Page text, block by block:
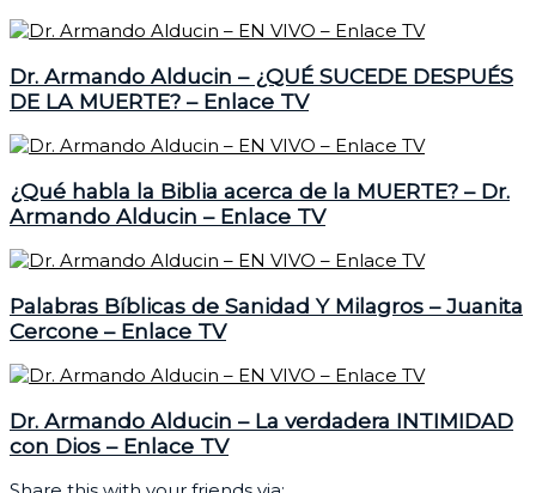
Dr. Armando Alducin – ¿QUÉ SUCEDE DESPUÉS
DE LA MUERTE? – Enlace TV
¿Qué habla la Biblia acerca de la MUERTE? – Dr.
Armando Alducin – Enlace TV
Palabras Bíblicas de Sanidad Y Milagros – Juanita
Cercone – Enlace TV
Dr. Armando Alducin – La verdadera INTIMIDAD
con Dios – Enlace TV